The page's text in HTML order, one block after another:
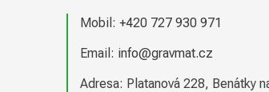
Mobil: +420 727 930 971
Email: info@gravmat.cz
Adresa: Platanová 228, Benátky